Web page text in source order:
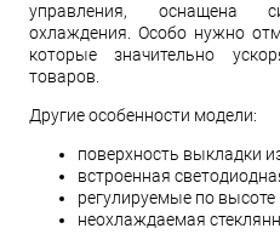
управления, оснащена
охлаждения. Особо нужно
которые значительно
товаров.
Другие особенности модели:
поверхность выкладки
встроенная
регулируемые по высоте
неохлаждаемая